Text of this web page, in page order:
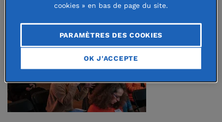
cookies » en bas de page du site.
PARAMÈTRES DES COOKIES
OK J'ACCEPTE